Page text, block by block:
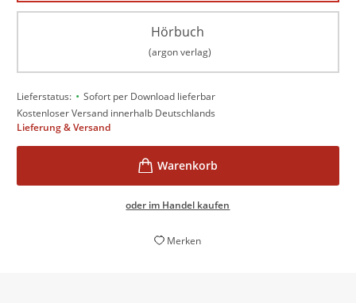
Hörbuch
(argon verlag)
Lieferstatus: • Sofort per Download lieferbar
Kostenloser Versand innerhalb Deutschlands
Lieferung & Versand
oder im Handel kaufen
Merken